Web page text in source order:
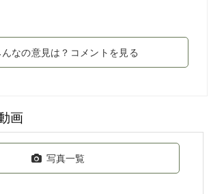
なの意見は？コメントを見る
画
写真一覧